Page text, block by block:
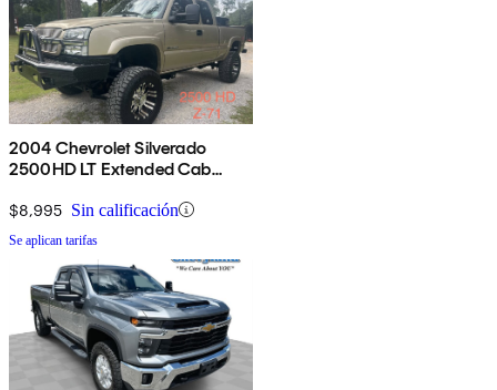
2004 Chevrolet Silverado
2500HD LT Extended Cab
$8,995 Sin calificación
Se aplican tarifas